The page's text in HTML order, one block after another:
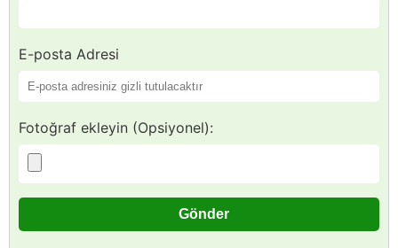
E-posta Adresi
Fotoğraf ekleyin (Opsiyonel):